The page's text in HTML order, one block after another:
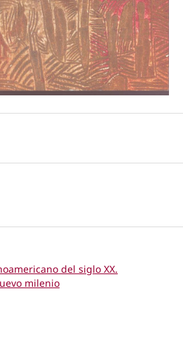
del siglo XX.
milenio